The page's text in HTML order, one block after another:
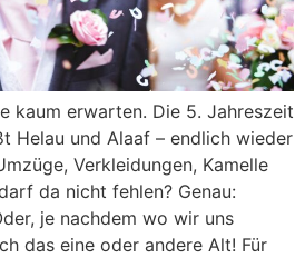
kaum erwarten. Die 5. Jahreszeit
Helau und Alaaf – endlich wieder
Verkleidungen, Kamelle
da nicht fehlen? Genau:
je nachdem wo wir uns
das eine oder andere Alt! Für